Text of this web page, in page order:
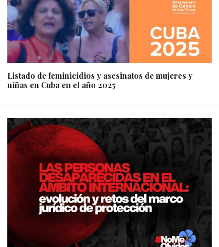
Listado de feminicidios y asesinatos de mujeres y
niñas en Cuba en el año 2025